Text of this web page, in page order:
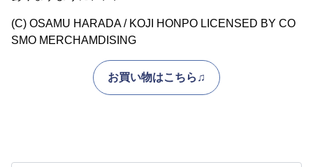
(C) OSAMU HARADA / KOJI HONPO LICENSED BY CO
SMO MERCHAMDISING
お買い物はこちら♫